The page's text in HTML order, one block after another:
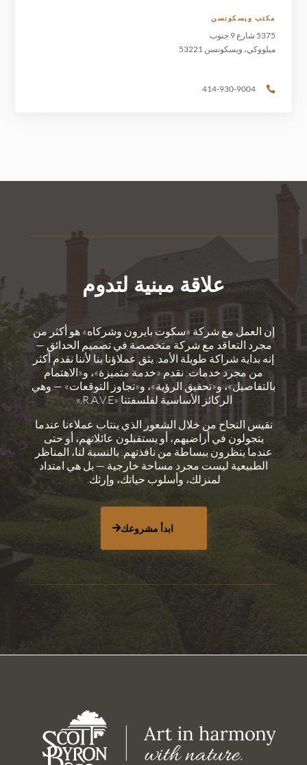
مكتب ويسكونسن
5375 شارع 9 جنوب
ميلووكي، ويسكونسن 53221

414-930-9004
علاقة مبنية لتدوم
إن العمل مع شركة «سكوت بايرون وشركاه» هو أكثر من
مجرد التعاقد مع شركة متخصصة في تصميم الحدائق —
إنه بداية شراكة طويلة الأمد. يثق عملاؤنا بنا لأننا نقدم أكثر
من مجرد خدمات: نقدم «خدمة متميزة»، و«الاهتمام
بالتفاصيل»، و«تحقيق الرؤية»، و«تجاوز التوقعات» — وهي
الركائز الأساسية لفلسفتنا «R.A.V.E.».
نقيس النجاح من خلال الشعور الذي ينتاب عملاءنا عندما
يتجولون في أراضيهم، أو يستقبلون عائلاتهم، أو حتى
عندما ينظرون ببساطة من نافذتهم. بالنسبة لنا، المناظر
الطبيعية ليست مجرد مساحة خارجية — بل هي امتداد
لمنزلك، وأسلوب حياتك، وإرثك.
ابدأ مشروعك